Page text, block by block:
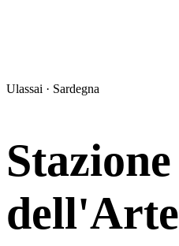
Ulassai · Sardegna
Stazione
dell'Arte